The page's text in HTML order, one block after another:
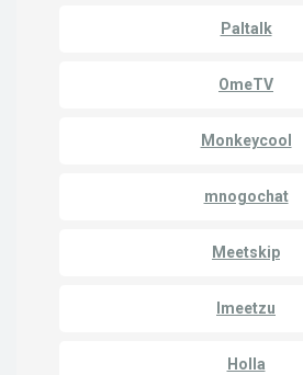
Paltalk
OmeTV
Monkeycool
mnogochat
Meetskip
Imeetzu
Holla